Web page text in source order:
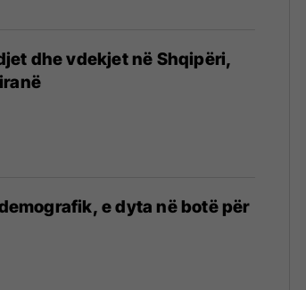
dhe vdekjet në Shqipëri,
e dyta në botë për